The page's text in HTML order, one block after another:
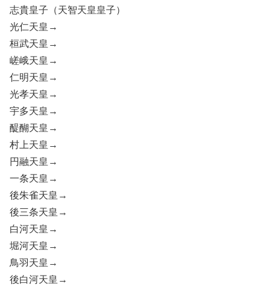
志貴皇子（天智天皇皇子）
光仁天皇→
桓武天皇→
嵯峨天皇→
仁明天皇→
光孝天皇→
宇多天皇→
醍醐天皇→
村上天皇→
円融天皇→
一条天皇→
後朱雀天皇→
後三条天皇→
白河天皇→
堀河天皇→
鳥羽天皇→
後白河天皇→